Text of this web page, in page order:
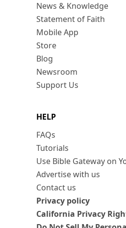
News & Knowledge
Statement of Faith
Mobile App
Store
Blog
Newsroom
Support Us
HELP
FAQs
Tutorials
Use Bible Gateway on
Advertise with us
Contact us
Privacy policy
California Privacy